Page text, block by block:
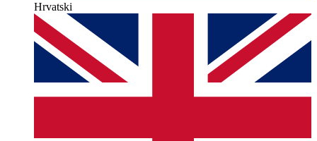
Hrvatski